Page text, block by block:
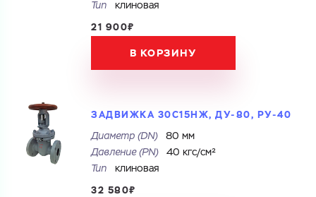
Cоглашаюсь на обработку
Файл с реквизитами огранизации (любой формат, макс. 20
Cоглашаюсь на обработку персональных данных
Тип
клиновая
21 900₽
В КОРЗИНУ
ЗАДВИЖКА 30С15НЖ, ДУ-80, РУ-40
Диаметр (DN)
80 мм
Давление (PN)
40 кгс/см²
Тип
клиновая
32 580₽